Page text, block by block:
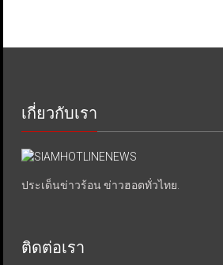
เกี่ยวกับเรา
ประเด็นข่าวร้อน ข่าวฮอตทั่วไทย.
ติดต่อเรา